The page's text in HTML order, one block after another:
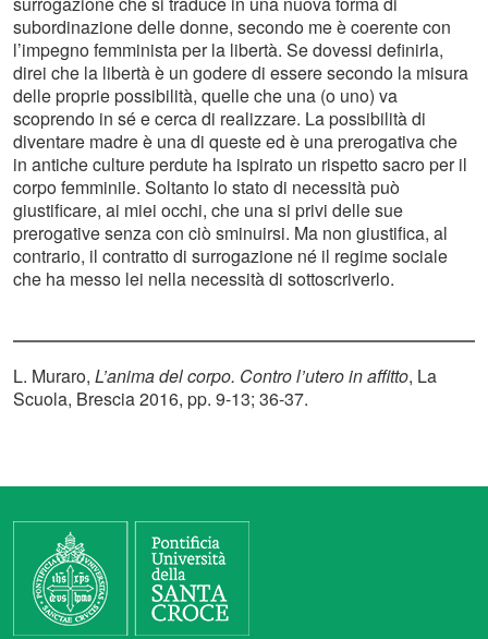
subordinazione delle donne, secondo me è coerente con
l’impegno femminista per la libertà. Se dovessi definirla,
direi che la libertà è un godere di essere secondo la misura
delle proprie possibilità, quelle che una (o uno) va
scoprendo in sé e cerca di realizzare. La possibilità di
diventare madre è una di queste ed è una prerogativa che
in antiche culture perdute ha ispirato un rispetto sacro per il
corpo femminile. Soltanto lo stato di necessità può
giustificare, ai miei occhi, che una si privi delle sue
prerogative senza con ciò sminuirsi. Ma non giustifica, al
contrario, il contratto di surrogazione né il regime sociale
che ha messo lei nella necessità di sottoscriverlo.
L. Muraro, L’anima del corpo. Contro l’utero in affitto, La
Scuola, Brescia 2016, pp. 9-13; 36-37.